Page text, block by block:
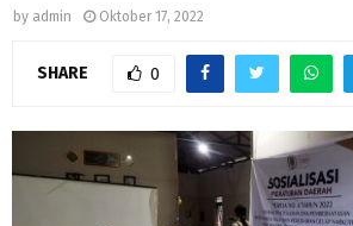
by admin Oktober 17, 2022
SHARE 0